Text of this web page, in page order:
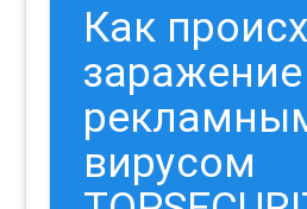
Как
заражение
вирусом